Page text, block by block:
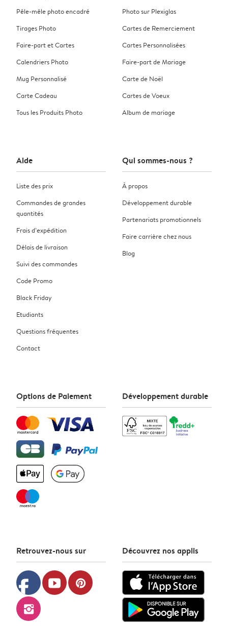
Pêle-mêle photo encadré
Tirages Photo
Faire-part et Cartes
Calendriers Photo
Mug Personnalisé
Carte Cadeau
Tous les Produits Photo
Photo sur Plexiglas
Cartes de Remerciement
Cartes Personnalisées
Faire-part de Mariage
Carte de Noël
Cartes de Voeux
Album de mariage
Aide
Liste des prix
Commandes de grandes
quantités
Frais d’expédition
Délais de livraison
Suivi des commandes
Code Promo
Black Friday
Etudiants
Questions fréquentes
Contact
Qui sommes-nous ?
À propos
Développement durable
Partenariats promotionnels
Faire carrière chez nous
Blog
Options de Paiement Développement durable
Retrouvez-nous sur
facebook youtube pinterest
instagram
Découvrez nos applis